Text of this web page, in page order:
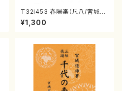
T32i453 春陽楽（尺八/宮城道
雄/楽譜）都山流公刊楽譜曲番:2
160
¥1,300